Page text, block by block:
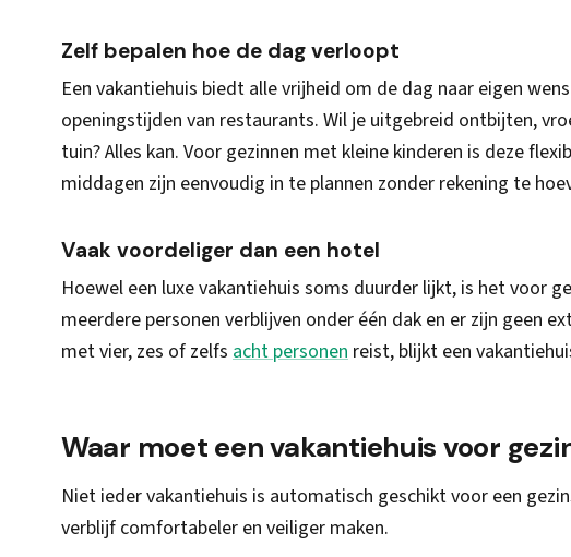
Zelf bepalen hoe de dag verloopt
Een vakantiehuis biedt alle vrijheid om de dag naar eigen
openingstijden van restaurants. Wil je uitgebreid ontbijten,
tuin? Alles kan. Voor gezinnen met kleine kinderen is deze
middagen zijn eenvoudig in te plannen zonder rekening te
Vaak voordeliger dan een hotel
Hoewel een luxe vakantiehuis soms duurder lijkt, is het voor
meerdere personen verblijven onder één dak en er zijn geen
met vier, zes of zelfs acht personen reist, blijkt een
Waar moet een vakantiehuis voor
Niet ieder vakantiehuis is automatisch geschikt voor een
verblijf comfortabeler en veiliger maken.